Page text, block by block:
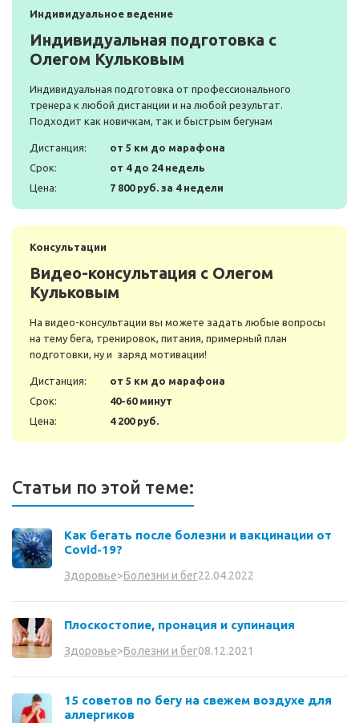
Индивидуальное ведение
Индивидуальная подготовка с
Олегом Кульковым
Индивидуальная подготовка от профессионального
тренера к любой дистанции и на любой результат.
Подходит как новичкам, так и быстрым бегунам
Дистанция:
от 5 км до марафона
Срок:
от 4 до 24 недель
Цена:
7 800 руб. за 4 недели
Консультации
Видео-консультация с Олегом
Кульковым
На видео-консультации вы можете задать любые вопросы
на тему бега, тренировок, питания, примерный план
подготовки, ну и заряд мотивации!
Дистанция:
от 5 км до марафона
Срок:
40-60 минут
Цена:
4 200 руб.
Статьи по этой теме:
Как бегать после болезни и вакцинации от
Covid-19?
Здоровье>Болезни и бег22.04.2022
Плоскостопие, пронация и супинация
Здоровье>Болезни и бег08.12.2021
15 советов по бегу на свежем воздухе для
аллергиков